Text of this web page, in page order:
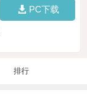
PC下载
排行